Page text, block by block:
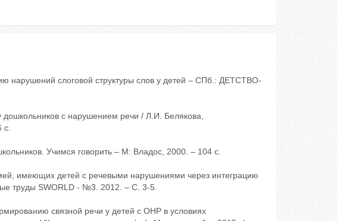
нарушений слоговой структуры слов у детей – СПб.: ДЕТСТВО-
с нарушением речи / Л.И. Белякова,
Учимся говорить – М: Владос, 2000. – 104 с.
имеющих детей с речевыми нарушениями через интеграцию
труды SWORLD - №3. 2012. – С. 3-5.
связной речи у детей с ОНР в условиях